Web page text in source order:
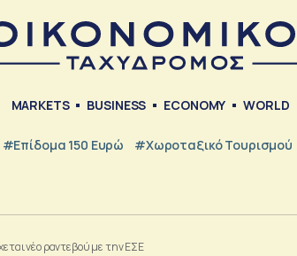
MARKETS BUSINESS ECONOMY WORLD
#Επίδομα 150 Ευρώ #Χωροταξικό Τουρισμού
νέο ραντεβού με την ΕΣΕ